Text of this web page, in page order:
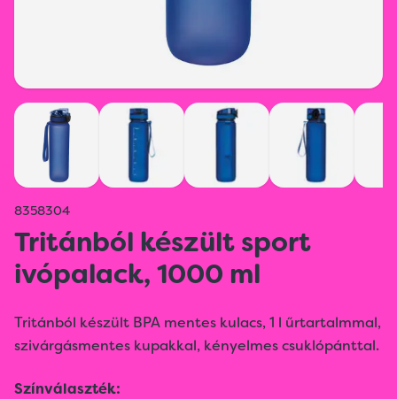
8358304
Tritánból készült sport
ivópalack, 1000 ml
Tritánból készült BPA mentes kulacs, 1 l űrtartalmmal,
szivárgásmentes kupakkal, kényelmes csuklópánttal.
Színválaszték: